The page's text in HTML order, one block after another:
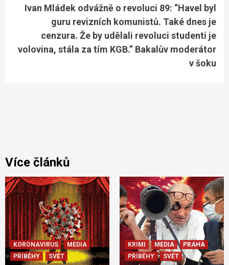
Ivan Mládek odvážně o revoluci 89: “Havel byl
guru revizních komunistů. Také dnes je
cenzura. Že by udělali revoluci studenti je
volovina, stála za tím KGB.” Bakalův moderátor
v šoku
Více článků
KORONAVIRUS
MEDIA
PŘÍBĚHY
SVĚT
KRIMI MEDIA
PRAHA
PŘÍBĚHY
SVĚT